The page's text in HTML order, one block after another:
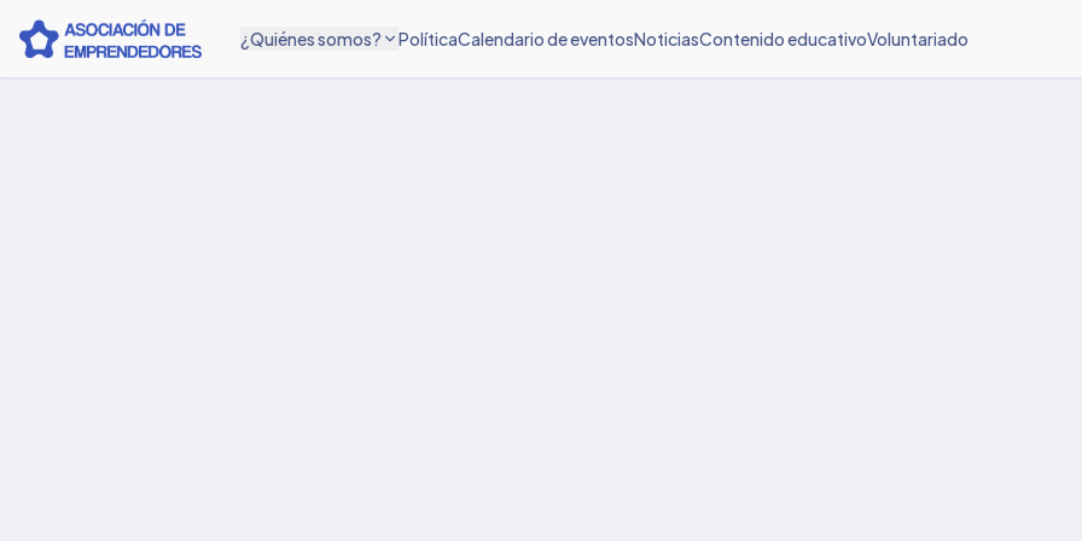
¿Quiénes somos? PolíticaCalendario de eventosNoticiasContenido educativoVoluntariado